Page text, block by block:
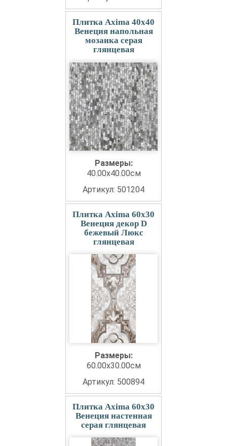
Плитка Axima 40x40
Венеция напольная
мозаика серая
глянцевая
Размеры:
40.00x40.00см
Артикул: 501204
Плитка Axima 60x30
Венеция декор D
бежевый Люкс
глянцевая
Размеры:
60.00x30.00см
Артикул: 500894
Плитка Axima 60x30
Венеция настенная
серая глянцевая